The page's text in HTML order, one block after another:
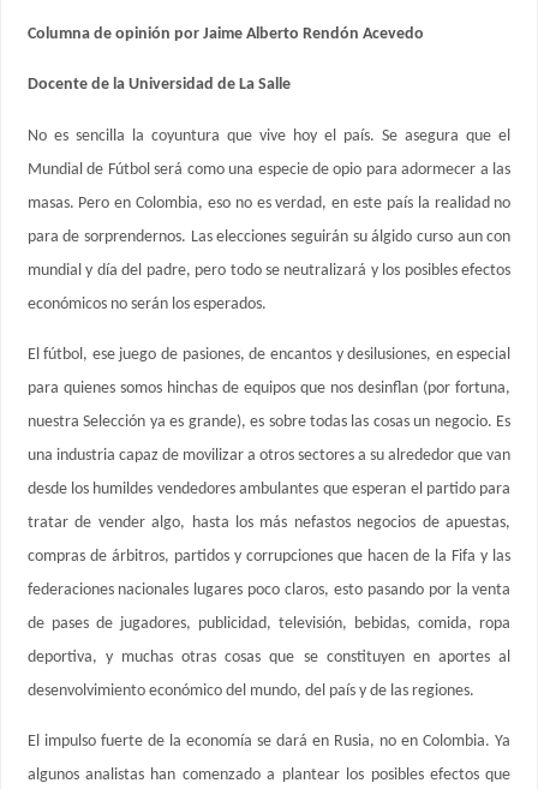
Columna de opinión por Jaime Alberto Rendón Acevedo
Docente de la Universidad de La Salle
No es sencilla la coyuntura que vive hoy el país. Se asegura que el
Mundial de Fútbol será como una especie de opio para adormecer a las
masas. Pero en Colombia, eso no es verdad, en este país la realidad no
para de sorprendernos. Las elecciones seguirán su álgido curso aun con
mundial y día del padre, pero todo se neutralizará y los posibles efectos
económicos no serán los esperados.
El fútbol, ese juego de pasiones, de encantos y desilusiones, en especial
para quienes somos hinchas de equipos que nos desinflan (por fortuna,
nuestra Selección ya es grande), es sobre todas las cosas un negocio. Es
una industria capaz de movilizar a otros sectores a su alrededor que van
desde los humildes vendedores ambulantes que esperan el partido para
tratar de vender algo, hasta los más nefastos negocios de apuestas,
compras de árbitros, partidos y corrupciones que hacen de la Fifa y las
federaciones nacionales lugares poco claros, esto pasando por la venta
de pases de jugadores, publicidad, televisión, bebidas, comida, ropa
deportiva, y muchas otras cosas que se constituyen en aportes al
desenvolvimiento económico del mundo, del país y de las regiones.
El impulso fuerte de la economía se dará en Rusia, no en Colombia. Ya
algunos analistas han comenzado a plantear los posibles efectos que